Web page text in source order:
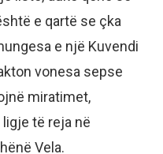
e qartë se çka
e një Kuvendi
vonesa sepse
miratimet,
të reja në
Vela.